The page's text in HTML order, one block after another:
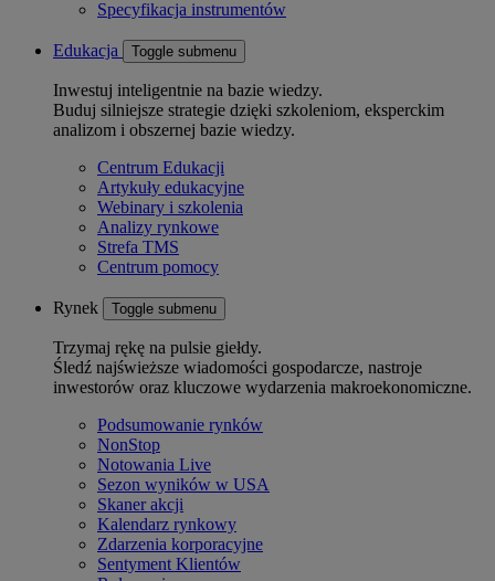
Specyfikacja instrumentów
Edukacja Toggle submenu
Inwestuj inteligentnie na bazie wiedzy.
Buduj silniejsze strategie dzięki szkoleniom, eksperckim
analizom i obszernej bazie wiedzy.
Centrum Edukacji
Artykuły edukacyjne
Webinary i szkolenia
Analizy rynkowe
Strefa TMS
Centrum pomocy
Rynek Toggle submenu
Trzymaj rękę na pulsie giełdy.
Śledź najświeższe wiadomości gospodarcze, nastroje
inwestorów oraz kluczowe wydarzenia makroekonomiczne.
Podsumowanie rynków
NonStop
Notowania Live
Sezon wyników w USA
Skaner akcji
Kalendarz rynkowy
Zdarzenia korporacyjne
Sentyment Klientów